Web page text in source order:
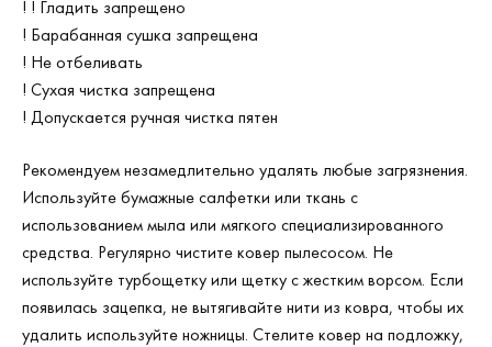
! ! Гладить запрещено
! Барабанная сушка запрещена
! Не отбеливать
! Сухая чистка запрещена
! Допускается ручная чистка пятен
Рекомендуем незамедлительно удалять любые загрязнения.
Используйте бумажные салфетки или ткань с
использованием мыла или мягкого специализированного
средства. Регулярно чистите ковер пылесосом. Не
используйте турбощетку или щетку с жестким ворсом. Если
появилась зацепка, не вытягивайте нити из ковра, чтобы их
удалить используйте ножницы. Стелите ковер на подложку,